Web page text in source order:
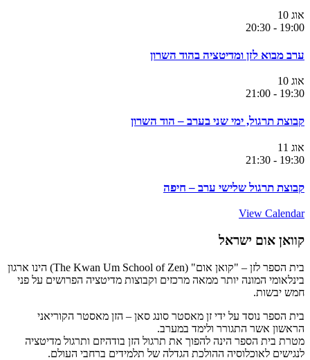
אוג 10
19:00
-
20:30
ערב מבוא לזן ומדיטציה בהוד השרון
אוג 10
19:30
-
21:00
קבוצת תרגול, ימי שני בערב – הוד השרון
אוג 11
19:30
-
21:30
קבוצת תרגול שלישי ערב – חיפה
View Calendar
קוואן אום ישראל
בית הספר לזן – "קואן אום" (The Kwan Um School of Zen) הינו ארגון
בינלאומי המונה יותר ממאה מרכזים וקבוצות מדיטציה הפרושים על פני
חמש יבשות.
בית הספר נוסד על ידי זן מאסטר סונג סאן – הזן מאסטר הקוריאני
הראשון אשר התגורר ולימד במערב.
מטרת בית הספר הינה להפוך את תרגול הזן בודהיזם ותרגול מדיטציה
לנגישים לאוכלוסיה ההולכת הגדלה של תלמידים ברחבי העולם.